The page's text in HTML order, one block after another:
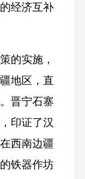
经济互补
的实施，
地区，直
晋宁石寨
印证了汉
西南边疆
铁器作坊